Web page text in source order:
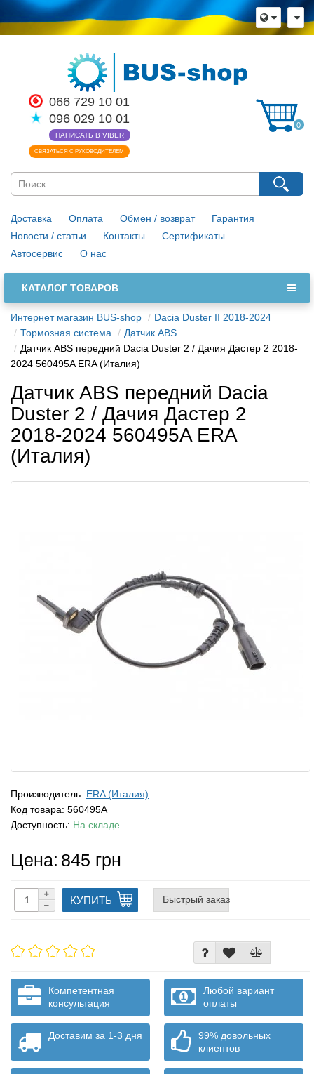
066 729 10 01
096 029 10 01
НАПИСАТЬ В VIBER
СВЯЗАТЬСЯ С РУКОВОДИТЕЛЕМ
0
Доставка Оплата Обмен / возврат
Гарантия
Новости / статьи
Контакты
Сертификаты
Автосервис
О нас
КАТАЛОГ ТОВАРОВ
Интернет магазин BUS-shop
Dacia Duster II 2018-2024
Тормозная система
Датчик ABS
Датчик ABS передний Dacia Duster 2 / Дачия Дастер 2 2018-
2024 560495A ERA (Италия)
Датчик ABS передний Dacia
Duster 2 / Дачия Дастер 2
2018-2024 560495A ERA
(Италия)
Производитель: ERA (Италия)
Код товара: 560495A
Доступность: На складе
Цена: 845 грн
КУПИТЬ Быстрый заказ
Компетентная
консультация
Любой вариант
оплаты
Доставим за 1-3 дня
99% довольных
клиентов